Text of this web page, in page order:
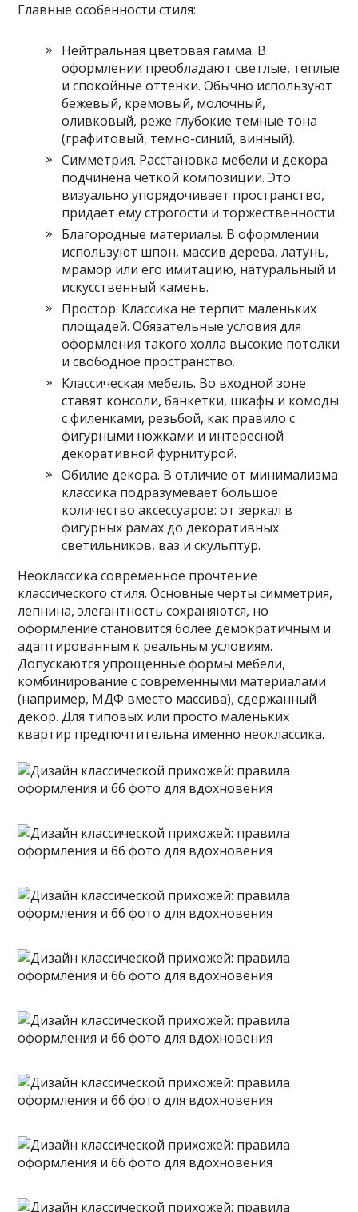
Главные особенности стиля:
Нейтральная цветовая гамма. В
оформлении преобладают светлые, теплые
и спокойные оттенки. Обычно используют
бежевый, кремовый, молочный,
оливковый, реже глубокие темные тона
(графитовый, темно-синий, винный).
Симметрия. Расстановка мебели и декора
подчинена четкой композиции. Это
визуально упорядочивает пространство,
придает ему строгости и торжественности.
Благородные материалы. В оформлении
используют шпон, массив дерева, латунь,
мрамор или его имитацию, натуральный и
искусственный камень.
Простор. Классика не терпит маленьких
площадей. Обязательные условия для
оформления такого холла высокие потолки
и свободное пространство.
Классическая мебель. Во входной зоне
ставят консоли, банкетки, шкафы и комоды
с филенками, резьбой, как правило с
фигурными ножками и интересной
декоративной фурнитурой.
Обилие декора. В отличие от минимализма
классика подразумевает большое
количество аксессуаров: от зеркал в
фигурных рамах до декоративных
светильников, ваз и скульптур.
Неоклассика современное прочтение
классического стиля. Основные черты симметрия,
лепнина, элегантность сохраняются, но
оформление становится более демократичным и
адаптированным к реальным условиям.
Допускаются упрощенные формы мебели,
комбинирование с современными материалами
(например, МДФ вместо массива), сдержанный
декор. Для типовых или просто маленьких
квартир предпочтительна именно неоклассика.